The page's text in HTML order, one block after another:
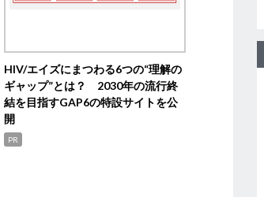
HIV/エイズにまつわる6つの“理解の
ギャップ”とは？ 2030年の流行終
結を目指すGAP6の特設サイトを公
開
PR